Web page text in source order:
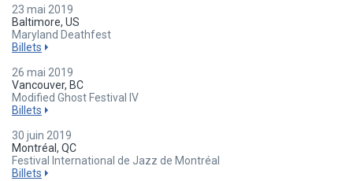
23 mai 2019
Baltimore, US
Maryland Deathfest
Billets
26 mai 2019
Vancouver, BC
Modified Ghost Festival IV
Billets
30 juin 2019
Montréal, QC
Festival International de Jazz de Montréal
Billets